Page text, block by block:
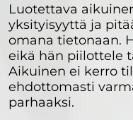
Luotettava
yksityisyyttä ja
omana tietonaan.
eikä hän piilottele
Aikuinen ei kerro
ehdottomasti
parhaaksi.